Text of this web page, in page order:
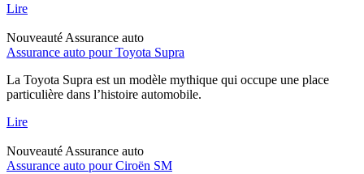
Lire
Nouveauté Assurance auto
Assurance auto pour Toyota Supra
La Toyota Supra est un modèle mythique qui occupe une place
particulière dans l’histoire automobile.
Lire
Nouveauté Assurance auto
Assurance auto pour Ciroën SM